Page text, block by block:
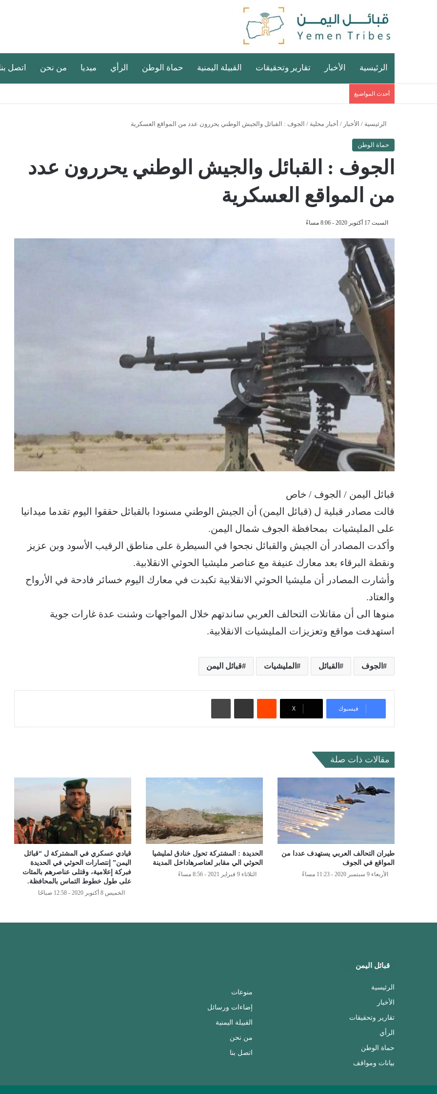
الرئيسية الأخبار تقارير وتحقيقات القبيلة اليمنية حماة الوطن الرأي ميديا من نحن اتصل
أحدث المواضيغ
الرئيسية / الأخبار / أخبار محلية / الجوف : القبائل والجيش الوطني يحررون عدد من المواقع العسكرية
حماة الوطن
الجوف : القبائل والجيش الوطني يحررون عدد
من المواقع العسكرية
السبت 17 أكتوبر 2020 - 8:06 مساءً
قبائل اليمن / الجوف / خاص
قالت مصادر قبلية ل (قبائل اليمن) أن الجيش الوطني مسنودا بالقبائل حققوا اليوم تقدما ميدانيا
على المليشيات بمحافظة الجوف شمال اليمن.
وأكدت المصادر أن الجيش والقبائل نجحوا في السيطرة على مناطق الرقيب الأسود وبن عزيز
ونقطة البرقاء بعد معارك عنيفة مع عناصر مليشيا الحوثي الانقلابية.
وأشارت المصادر أن مليشيا الحوثي الانقلابية تكبدت في معارك اليوم خسائر فادحة في الأرواح
والعتاد.
منوها الى أن مقاتلات التحالف العربي ساندتهم خلال المواجهات وشنت عدة غارات جوية
استهدفت مواقع وتعزيزات المليشيات الانقلابية.
الجوف القبائل المليشيات قبائل اليمن
فيسبوك ‫X
مقالات ذات صلة
طيران التحالف العربي يستهدف عددا من
المواقع في الجوف
الأربعاء 9 سبتمبر 2020 - 11:23 مساءً
الحديدة : المشتركة تحول خنادق لمليشيا
الحوثي الي مقابر لعناصرهاداخل المدينة
الثلاثاء 9 فبراير 2021 - 8:56 مساءً
قيادي عسكري في المشتركة ل “قبائل
اليمن” إنتصارات الحوثي في الحديدة
فبركة إعلامية، وقتلى عناصرهم بالمئات
على طول خطوط التماس بالمحافظة.
الخميس 8 أكتوبر 2020 - 12:58 صباحًا
قبائل اليمن
الرئيسية
الأخبار
تقارير وتحقيقات
الرأي
حماة الوطن
بيانات ومواقف
منوعات
إضاءات ورسائل
القبيلة اليمنية
من نحن
اتصل بنا